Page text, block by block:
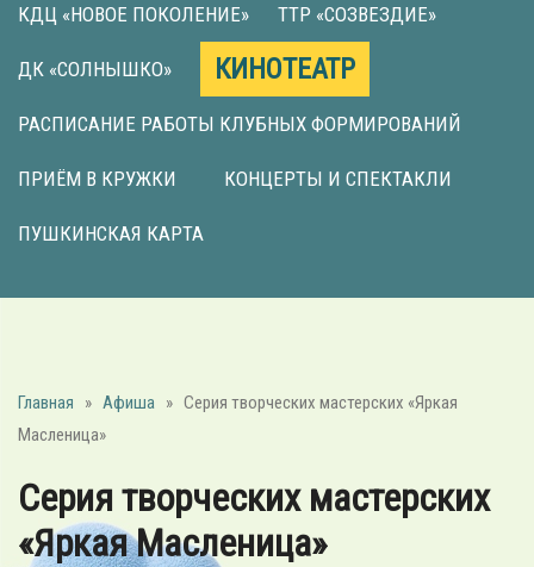
КДЦ «НОВОЕ ПОКОЛЕНИЕ» ТТР «СОЗВЕЗДИЕ»
ДК «СОЛНЫШКО» КИНОТЕАТР
РАСПИСАНИЕ РАБОТЫ КЛУБНЫХ ФОРМИРОВАНИЙ
ПРИЁМ В КРУЖКИ КОНЦЕРТЫ И СПЕКТАКЛИ
ПУШКИНСКАЯ КАРТА
Главная » Афиша » Серия творческих мастерских «Яркая
Масленица»
Серия творческих мастерских
«Яркая Масленица»